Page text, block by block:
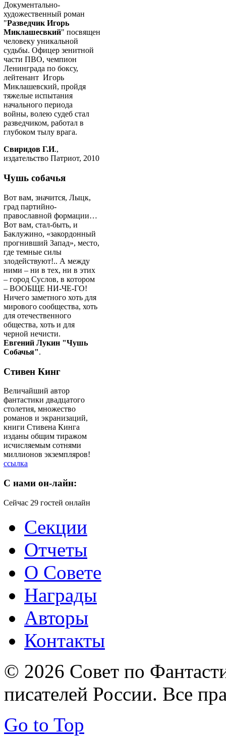
Документально-
художественный роман
"Разведчик Игорь
Миклашесвкий" посвящен
человеку уникальной
судьбы. Офицер зенитной
части ПВО, чемпион
Ленинграда по боксу,
лейтенант Игорь
Миклашевский, пройдя
тяжелые испытания
начального периода
войны, волею судеб стал
разведчиком, работал в
глубоком тылу врага.
Свиридов Г.И.,
издательство Патриот, 2010
Чушь собачья
Вот вам, значится, Лыцк,
град партийно-
православной формации…
Вот вам, стал-быть, и
Баклужино, «закордонный
прогнивший Запад», место,
где темные силы
злодействуют!.. А между
ними – ни в тех, ни в этих
– город Суслов, в котором
– ВООБЩЕ НИ-ЧЕ-ГО!
Ничего заметного хоть для
мирового сообщества, хоть
для отечественного
общества, хоть и для
черной нечисти.
Евгений Лукин "Чушь
Собачья".
Стивен Кинг
Величайший автор
фантастики двадцатого
столетия, множество
романов и экранизаций,
книги Стивена Кинга
изданы общим тиражом
исчисляемым сотнями
миллионов экземпляров!
ссылка
C нами он-лайн:
Сейчас 29 гостей онлайн
Секции
Отчеты
О Совете
Награды
Авторы
Контакты
© 2026 Совет по
писателей России. Все
Go to Top